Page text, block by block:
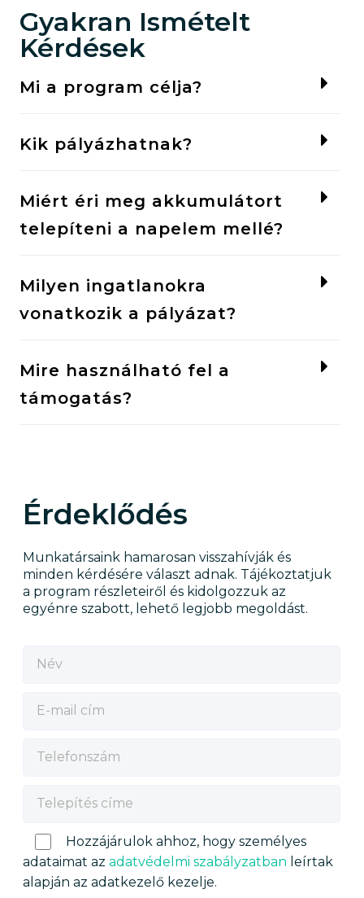
Gyakran Ismételt
Kérdések
Mi a program célja?
Kik pályázhatnak?
Miért éri meg akkumulátort
telepíteni a napelem mellé?
Milyen ingatlanokra
vonatkozik a pályázat?
Mire használható fel a
támogatás?
Érdeklődés
Munkatársaink hamarosan visszahívják és
minden kérdésére választ adnak. Tájékoztatjuk
a program részleteiről és kidolgozzuk az
egyénre szabott, lehető legjobb megoldást.
Hozzájárulok ahhoz, hogy személyes
adataimat az adatvédelmi szabályzatban leírtak
alapján az adatkezelő kezelje.